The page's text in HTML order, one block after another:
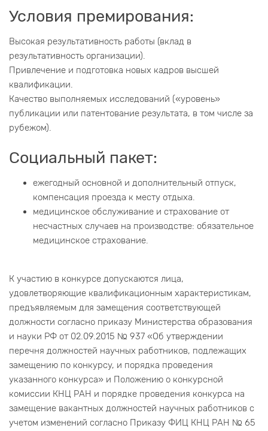
Условия премирования:
Высокая результативность работы (вклад в
результативность организации).
Привлечение и подготовка новых кадров высшей
квалификации.
Качество выполняемых исследований («уровень»
публикации или патентование результата, в том числе за
рубежом).
Социальный пакет:
ежегодный основной и дополнительный отпуск,
компенсация проезда к месту отдыха.
медицинское обслуживание и страхование от
несчастных случаев на производстве: обязательное
медицинское страхование.
К участию в конкурсе допускаются лица,
удовлетворяющие квалификационным характеристикам,
предъявляемым для замещения соответствующей
должности согласно приказу Министерства образования
и науки РФ от 02.09.2015 № 937 «Об утверждении
перечня должностей научных работников, подлежащих
замещению по конкурсу, и порядка проведения
указанного конкурса» и Положению о конкурсной
комиссии КНЦ РАН и порядке проведения конкурса на
замещение вакантных должностей научных работников с
учетом изменений согласно Приказу ФИЦ КНЦ РАН № 65